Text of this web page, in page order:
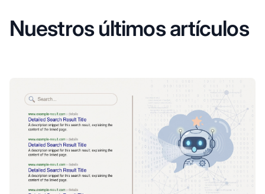
Nuestros últimos artículos